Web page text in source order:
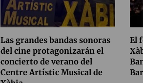
Las grandes bandas sonoras
del cine protagonizarán el
concierto de verano del
Centre Artístic Musical de
El